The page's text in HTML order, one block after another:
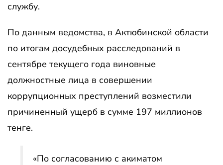
службу.
По данным ведомства, в Актюбинской области
по итогам досудебных расследований в
сентябре текущего года виновные
должностные лица в совершении
коррупционных преступлений возместили
причиненный ущерб в сумме 197 миллионов
тенге.
«По согласованию с акиматом